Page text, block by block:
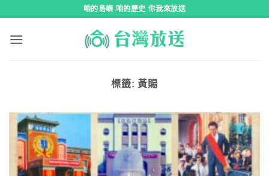
咱的島嶼 咱的歷史 你我來放送
標籤:黃賜